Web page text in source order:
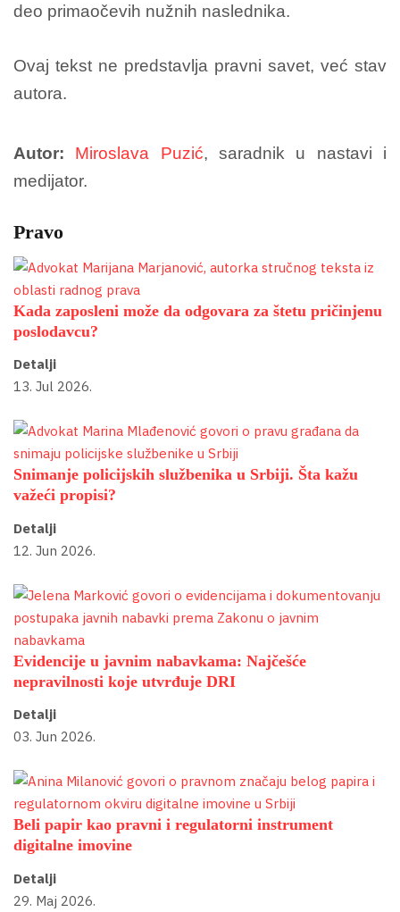
deo primaočevih nužnih naslednika.
Ovaj tekst ne predstavlja pravni savet, već stav
autora.
Autor: Miroslava Puzić, saradnik u nastavi i
medijator.
Pravo
Kada zaposleni može da odgovara za štetu pričinjenu
poslodavcu?
Detalji
13. Jul 2026.
Snimanje policijskih službenika u Srbiji. Šta kažu
važeći propisi?
Detalji
12. Jun 2026.
Evidencije u javnim nabavkama: Najčešće
nepravilnosti koje utvrđuje DRI
Detalji
03. Jun 2026.
Beli papir kao pravni i regulatorni instrument
digitalne imovine
Detalji
29. Maj 2026.